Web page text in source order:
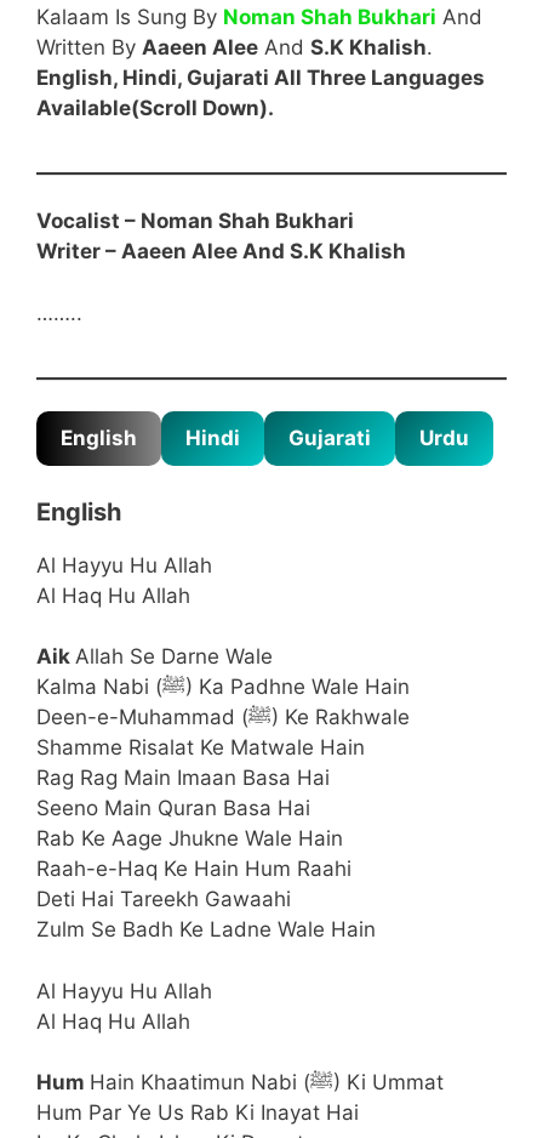
Kalaam Is Sung By Noman Shah Bukhari And
Written By Aaeen Alee And S.K Khalish.
English, Hindi, Gujarati All Three Languages
Available(Scroll Down).
Vocalist – Noman Shah Bukhari
Writer – Aaeen Alee And S.K Khalish
……..
English Hindi Gujarati Urdu
English
Al Hayyu Hu Allah
Al Haq Hu Allah
Aik Allah Se Darne Wale
Kalma Nabi (ﷺ) Ka Padhne Wale Hain
Deen-e-Muhammad (ﷺ) Ke Rakhwale
Shamme Risalat Ke Matwale Hain
Rag Rag Main Imaan Basa Hai
Seeno Main Quran Basa Hai
Rab Ke Aage Jhukne Wale Hain
Raah-e-Haq Ke Hain Hum Raahi
Deti Hai Tareekh Gawaahi
Zulm Se Badh Ke Ladne Wale Hain
Al Hayyu Hu Allah
Al Haq Hu Allah
Hum
Hain Khaatimun Nabi (ﷺ) Ki Ummat
Hum Par Ye Us Rab Ki Inayat Hai